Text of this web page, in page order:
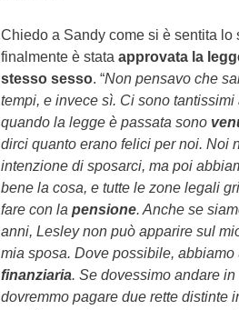
Chiedo a Sandy come si è sentita lo
finalmente è stataapprovata la
stesso sesso. “Non pensavo che
tempi, e invece sì. Ci sono
quando la legge è passata sono
dirci quanto erano felici per noi. Noi
intenzione di sposarci, ma poi
bene la cosa, e tutte le zone legali
fare con lapensione. Anche se
anni, Lesley non può apparire sul
mia sposa. Dove possibile,
finanziaria. Se dovessimo andare
dovremmo pagare due rette distinte